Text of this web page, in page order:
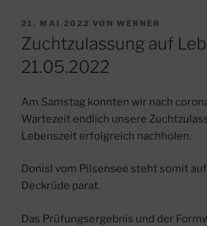
VERÖFFENTLICHT
AM
21. MAI 2022 VON WERNER
Zuchtzulassung auf
21.05.2022
Am Samstag konnten wir nach
Wartezeit endlich unsere
Lebenszeit erfolgreich nachholen.
Donisl vom Pilsensee steht somit
Deckrüde parat.
Das Prüfungsergebnis und der